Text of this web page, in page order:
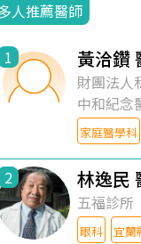
人推薦醫師
1 黃洽鑽
財團法人
中和紀念
家庭醫學科
2 林逸民
五福診所
眼科 宜蘭